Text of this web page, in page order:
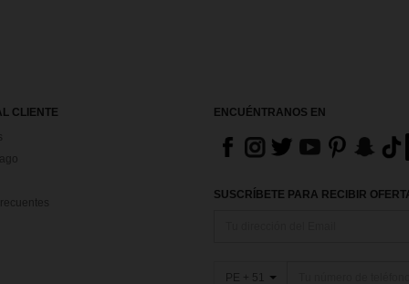
CLIENTE
ENCUÉNTRANOS EN
SUSCRÍBETE PARA RECIBIR
PE + 51